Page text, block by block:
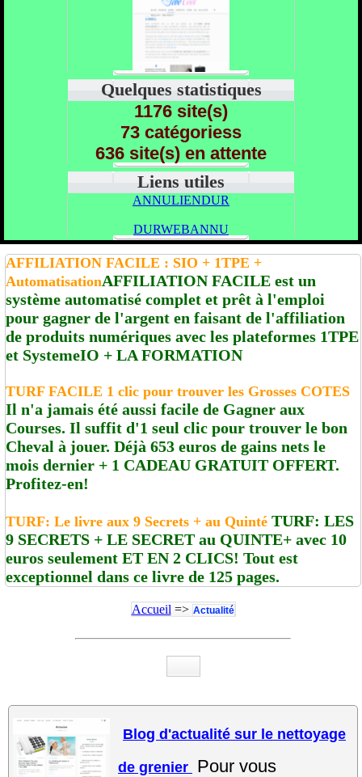
Quelques statistiques
1176 site(s)
73 catégoriess
636 site(s) en attente
Liens utiles
ANNULIENDUR
DURWEBANNU
AFFILIATION FACILE : SIO + 1TPE +
AutomatisationAFFILIATION FACILE est un
système automatisé complet et prêt à l'emploi
pour gagner de l'argent en faisant de l'affiliation
de produits numériques avec les plateformes 1TPE
et SystemeIO + LA FORMATION
TURF FACILE 1 clic pour trouver les Grosses COTES
Il n'a jamais été aussi facile de Gagner aux
Courses. Il suffit d'1 seul clic pour trouver le bon
Cheval à jouer. Déjà 653 euros de gains nets le
mois dernier + 1 CADEAU GRATUIT OFFERT.
Profitez-en!
TURF: Le livre aux 9 Secrets + au Quinté TURF: LES
9 SECRETS + LE SECRET au QUINTE+ avec 10
euros seulement ET EN 2 CLICS! Tout est
exceptionnel dans ce livre de 125 pages.
Accueil => Actualité
Blog d'actualité sur le nettoyage
de grenier Pour vous